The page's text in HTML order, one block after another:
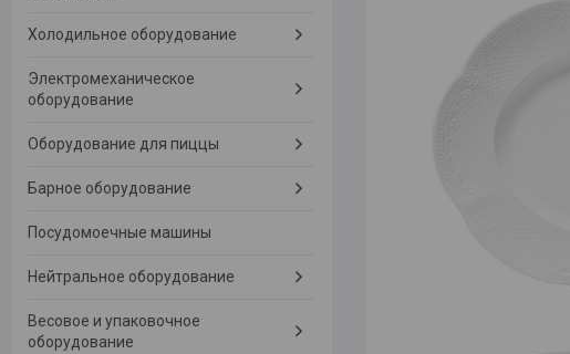
Холодильное оборудование
Электромеханическое
оборудование
Оборудование для пиццы
Барное оборудование
Посудомоечные машины
Нейтральное оборудование
Весовое и упаковочное
оборудование